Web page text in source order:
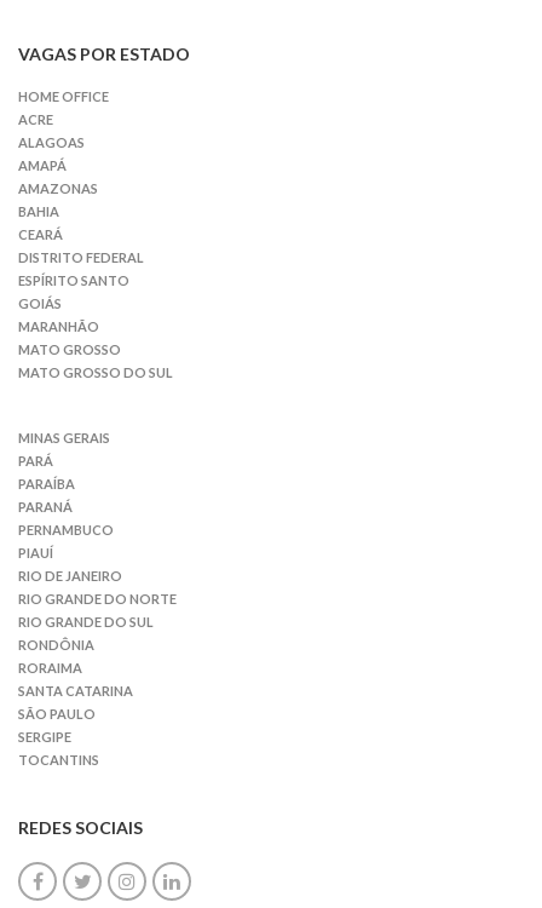
VAGAS POR ESTADO
HOME OFFICE
ACRE
ALAGOAS
AMAPÁ
AMAZONAS
BAHIA
CEARÁ
DISTRITO FEDERAL
ESPÍRITO SANTO
GOIÁS
MARANHÃO
MATO GROSSO
MATO GROSSO DO SUL
MINAS GERAIS
PARÁ
PARAÍBA
PARANÁ
PERNAMBUCO
PIAUÍ
RIO DE JANEIRO
RIO GRANDE DO NORTE
RIO GRANDE DO SUL
RONDÔNIA
RORAIMA
SANTA CATARINA
SÃO PAULO
SERGIPE
TOCANTINS
REDES SOCIAIS